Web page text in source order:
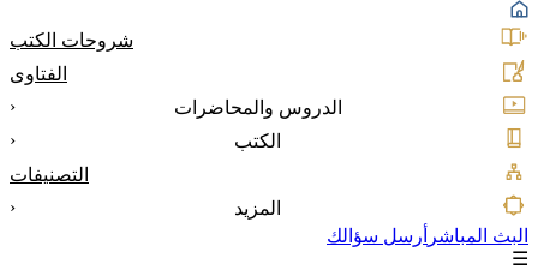
شروحات الكتب
الفتاوى
الدروس والمحاضرات
‹
الكتب
‹
التصنيفات
المزيد
‹
البث المباشر أرسل سؤالك
☰